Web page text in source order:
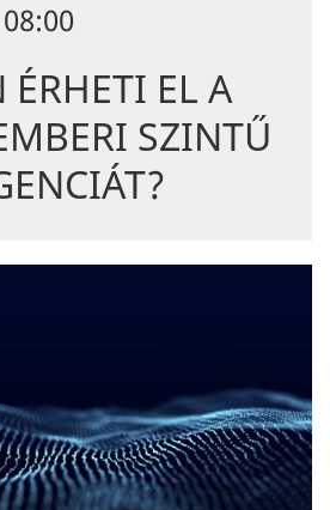
08:00
ÉRHETI EL A
SZINTŰ